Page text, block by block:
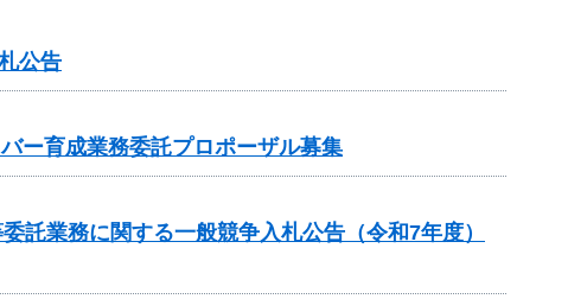
公告
ー育成業務委託プロポーザル募集
託業務に関する一般競争入札公告（令和7年度）